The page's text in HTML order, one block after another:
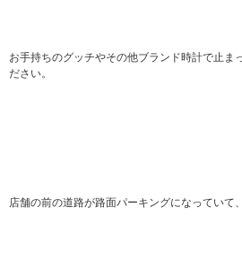
お手持ちのグッチやその他ブランド時計で止ま
ださい。
店舗の前の道路が路面パーキングになっていて、